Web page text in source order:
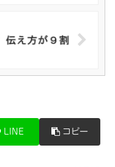
LINE コピー